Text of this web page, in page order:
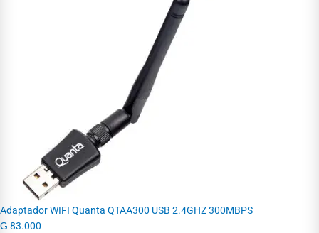
Adaptador WIFI Quanta QTAA300 USB 2.4GHZ 300MBPS
₲ 83.000